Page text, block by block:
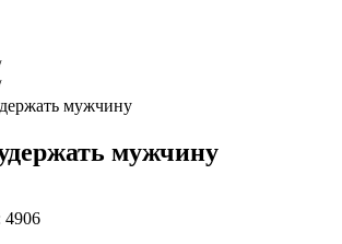
мужчину
мужчину
4906